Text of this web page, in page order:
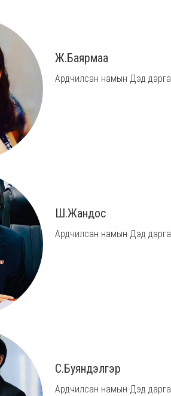
Ж.Баярмаа
Ардчилсан намын Дэд дарга
Ш.Жандос
Ардчилсан намын Дэд дарга
С.Буяндэлгэр
Ардчилсан намын Дэд дарга